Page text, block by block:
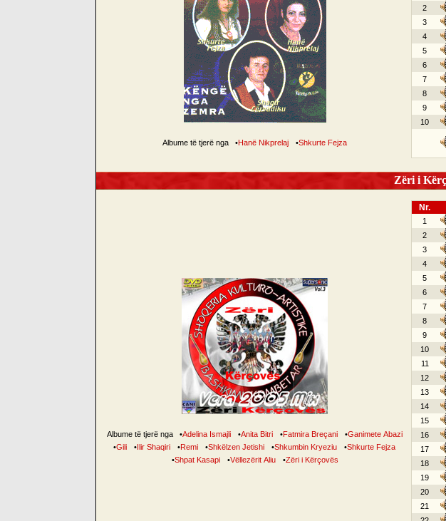
Albume të tjerë nga •Hanë Nikprelaj •Shkurte Fejza
2
3
4
5
6
7
8
9
10
Zëri i
Albume të tjerë nga •Adelina Ismajli •Anita Bitri •Fatmira Breçani •Ganimete Abazi
•Gili •Ilir Shaqiri •Remi •Shkëlzen Jetishi •Shkumbin Kryeziu •Shkurte Fejza
•Shpat Kasapi •Vëllezërit Aliu •Zëri i Kërçovës
Nr.
1
2
3
4
5
6
7
8
9
10
11
12
13
14
15
16
17
18
19
20
21